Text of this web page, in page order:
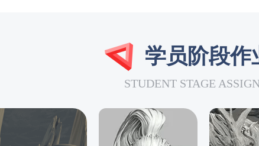
学员阶段作
STUDENT STAGE